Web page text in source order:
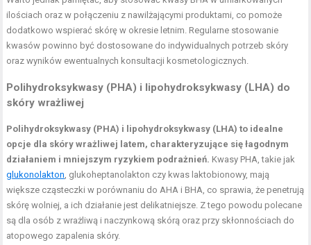
ilościach oraz w połączeniu z nawilżającymi produktami, co pomoże
dodatkowo wspierać skórę w okresie letnim. Regularne stosowanie
kwasów powinno być dostosowane do indywidualnych potrzeb skóry
oraz wyników ewentualnych konsultacji kosmetologicznych.
Polihydroksykwasy (PHA) i lipohydroksykwasy (LHA) do
skóry wrażliwej
Polihydroksykwasy (PHA) i lipohydroksykwasy (LHA) to idealne
opcje dla skóry wrażliwej latem, charakteryzujące się łagodnym
działaniem i mniejszym ryzykiem podrażnień. Kwasy PHA, takie jak
glukonolakton , glukoheptanolakton czy kwas laktobionowy, mają
większe cząsteczki w porównaniu do AHA i BHA, co sprawia, że penetrują
skórę wolniej, a ich działanie jest delikatniejsze. Z tego powodu polecane
są dla osób z wrażliwą i naczynkową skórą oraz przy skłonnościach do
atopowego zapalenia skóry.